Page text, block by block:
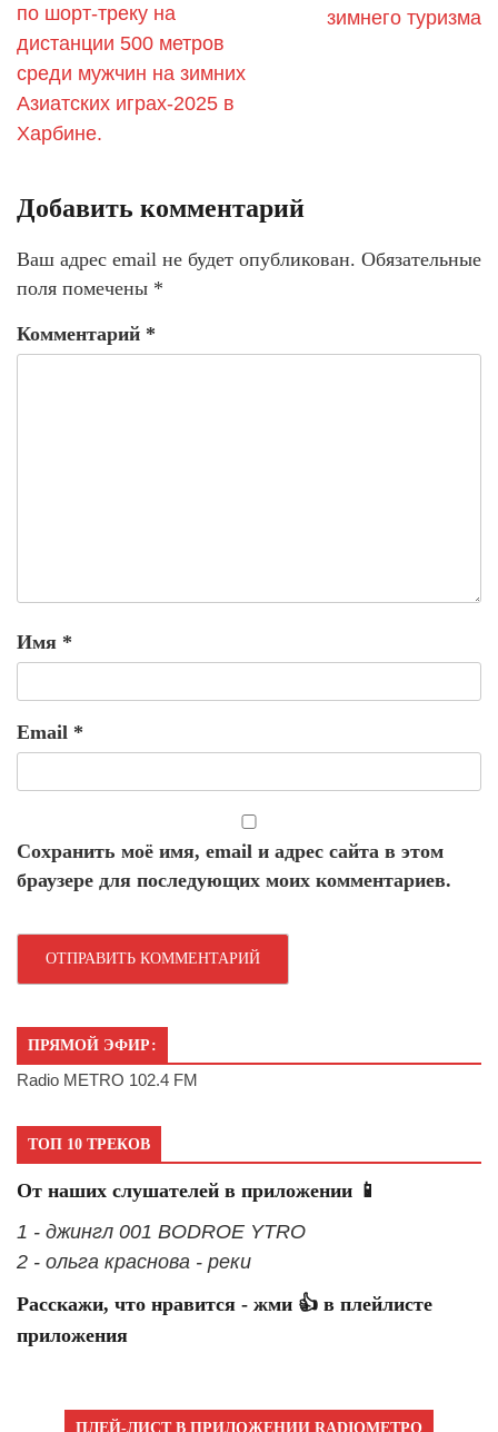
по шорт-треку на
дистанции 500 метров
среди мужчин на зимних
Азиатских играх-2025 в
Харбине.
зимнего туризма
Добавить комментарий
Ваш адрес email не будет опубликован. Обязательные
поля помечены *
Комментарий *
Имя *
Email *
Сохранить моё имя, email и адрес сайта в этом
браузере для последующих моих комментариев.
ПРЯМОЙ ЭФИР:
Radio METRO 102.4 FM
ТОП 10 ТРЕКОВ
От наших слушателей в приложении 📱
1 - джингл 001 BODROE YTRO
2 - ольга краснова - реки
Расскажи, что нравится - жми 👍 в плейлисте
приложения
ПЛЕЙ-ЛИСТ В ПРИЛОЖЕНИИ RADIOМЕТРО